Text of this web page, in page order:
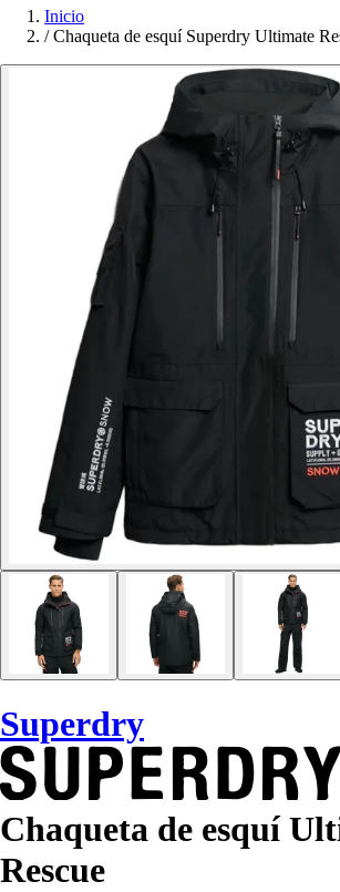
Inicio
/ Chaqueta de esquí Superdry Ultimate
Superdry
Chaqueta de esquí
Rescue